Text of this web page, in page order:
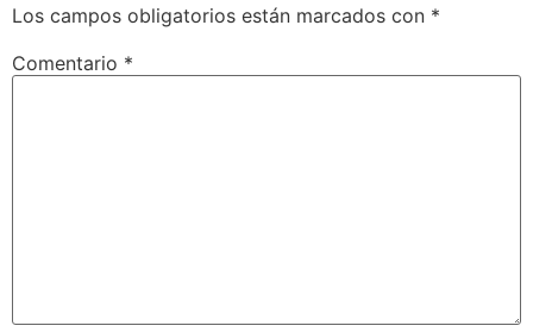
Los campos obligatorios están marcados con *
Comentario *